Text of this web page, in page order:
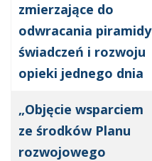
zmierzające do
odwracania piramidy
świadczeń i rozwoju
opieki jednego dnia
„Objęcie wsparciem
ze środków Planu
rozwojowego